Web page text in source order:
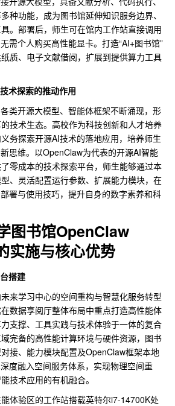
种功能，成为图书馆延伸知识服务边界、
。部署后，师生可在馆内工作站直接调用
需个人购买高性能显卡。打造“AI+图书馆”
质、电子文献借阅，扩展到提供算力工具
术探索的推动作用
类开源大模型、智能体框架不断涌现，形
技术生态。高校作为科技创新和人才培养
务探索开源AI技术的落地应用，培养师生
思维。以OpenClaw为代表的开源AI智能
零成本的技术探索平台，师生能够通过本
、灵活配置运行参数、扩展能力模块，在
署与使用技巧，提升自身的数字素养和科
图书馆OpenClaw
实施与核心优势
搭建
来学习中心的空间重构与智慧化服务转型
数据享阅厅整体布局中重点打造高性能体
支撑、工具实践与技术体验于一体的复合
完备的高性能计算环境与硬件资源，图书
接、能力模块配置及OpenClaw框架本地
度融入空间服务体系，实现物理空间重
技术应用的有机融合。
体验区的工作站搭载英特尔i7-14700K处